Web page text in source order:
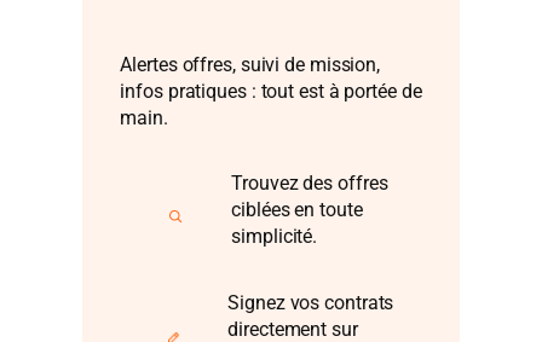
Alertes offres, suivi de mission,
infos pratiques : tout est à portée de
main.
Trouvez des offres
ciblées en toute
simplicité.
Signez vos contrats
directement sur